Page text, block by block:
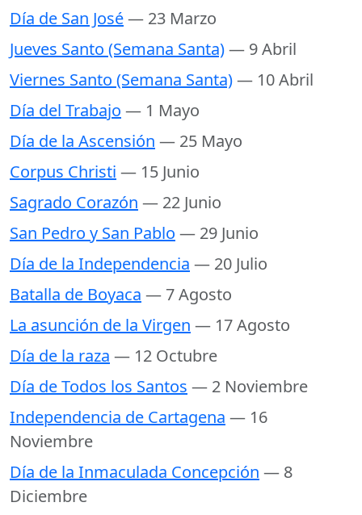
Día de San José— 23 Marzo
Jueves Santo (Semana Santa)— 9 Abril
Viernes Santo (Semana Santa)— 10 Abril
Día del Trabajo — 1 Mayo
Día de la Ascensión — 25 Mayo
Corpus Christi — 15 Junio
Sagrado Corazón — 22 Junio
San Pedro y San Pablo — 29 Junio
Día de la Independencia — 20 Julio
Batalla de Boyaca — 7 Agosto
La asunción de la Virgen — 17 Agosto
Día de la raza — 12 Octubre
Día de Todos los Santos — 2 Noviembre
Independencia de Cartagena — 16
Noviembre
Día de la Inmaculada Concepción — 8
Diciembre